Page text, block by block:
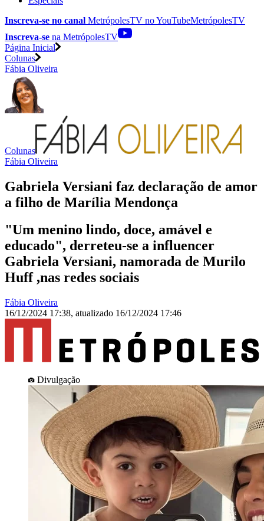
Inscreva-se no canal MetrópolesTV noYouTubeMetrópolesTV
Inscreva-se na MetrópolesTV
Página Inicial
Colunas
Fábia Oliveira
Colunas
Fábia Oliveira
Gabriela Versiani faz declaração de amor
a filho de Marília Mendonça
"Um menino lindo, doce, amável e
educado", derreteu-se a influencer
Gabriela Versiani, namorada de Murilo
Huff ,nas redes sociais
Fábia Oliveira
16/12/2024 17:38, atualizado 16/12/2024 17:46
Divulgação